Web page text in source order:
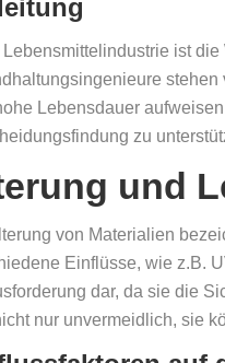
Lebensmittelindustrie ist
Lebensdauer
zu
und
von Materialien
Einflüsse, wie z.B.
dar, da sie die
nur unvermeidlich, sie